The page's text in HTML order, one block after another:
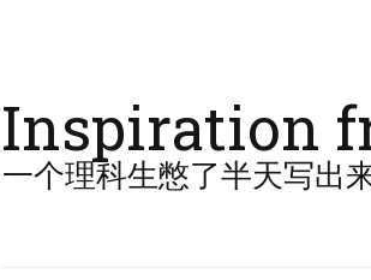
Inspiration
一个理科生憋了半天写出